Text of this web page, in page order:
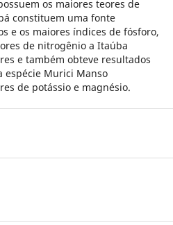
os maiores teores de
constituem uma fonte
e os maiores índices de fósforo,
de nitrogênio a Itaúba
e também obteve resultados
espécie Murici Manso
de potássio e magnésio.